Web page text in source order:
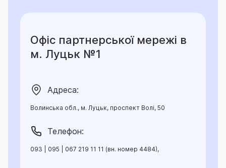
Офіс партнерської мережі в
м. Луцьк №1
Адреса:
Волинська обл., м. Луцьк, проспект Волі, 50
Телефон:
093 | 095 | 067 219 11 11 (вн. номер 4484),